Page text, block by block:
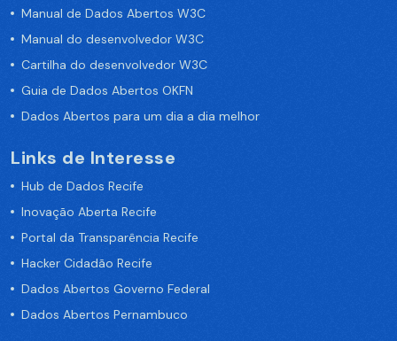
Manual de Dados Abertos W3C
Manual do desenvolvedor W3C
Cartilha do desenvolvedor W3C
Guia de Dados Abertos OKFN
Dados Abertos para um dia a dia melhor
Links de Interesse
Hub de Dados Recife
Inovação Aberta Recife
Portal da Transparência Recife
Hacker Cidadão Recife
Dados Abertos Governo Federal
Dados Abertos Pernambuco